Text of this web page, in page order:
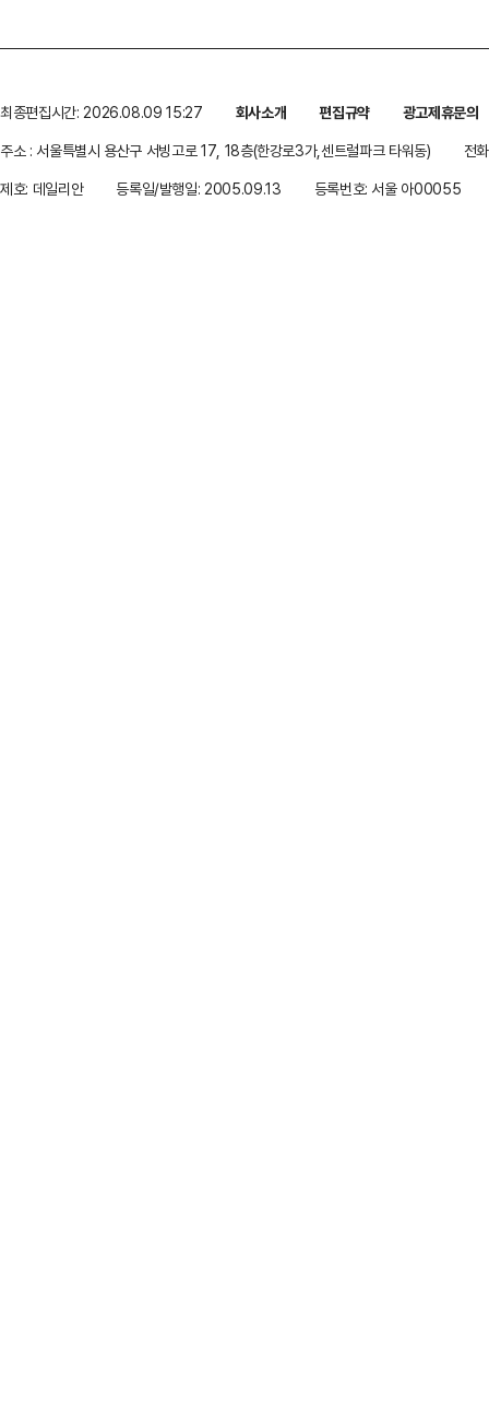
최종편집시간: 2026.08.09 15:27 회사소개 편집규약
광고제휴문의
주소 : 서울특별시 용산구 서빙고로 17, 18층(한강로3가,센트럴파크 타워동)
전
제호: 데일리안
등록일/발행일: 2005.09.13 등록번호: 서울 아00055